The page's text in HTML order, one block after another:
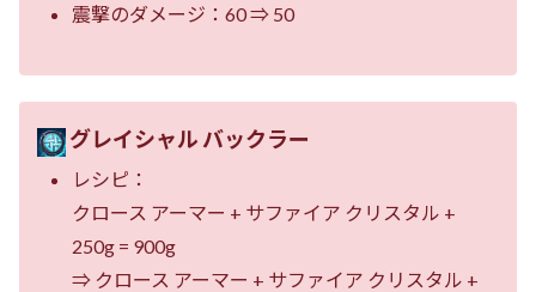
震撃のダメージ：60 ⇒ 50
グレイシャル バックラー
レシピ：
クロース アーマー + サファイア クリスタル +
250g = 900g
⇒ クロース アーマー + サファイア クリスタル +